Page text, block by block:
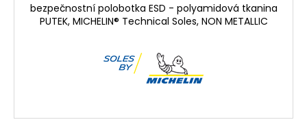
bezpečnostní polobotka ESD - polyamidová tkanina
PUTEK, MICHELIN® Technical Soles, NON METALLIC